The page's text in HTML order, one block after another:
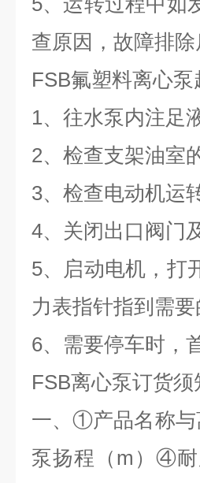
查原因，故障排除
FSB氟塑料离心
1、往水泵内注足
2、检查支架油室
3、检查电动机运
4、关闭出口阀门
5、启动电机，打
力表指针指到需
6、需要停车时，
FSB离心泵订货须
一、①产品名称与
泵扬程（m）④